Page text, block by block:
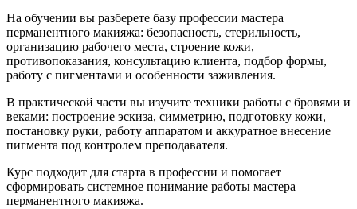
На обучении вы разберете базу профессии мастера
перманентного макияжа: безопасность, стерильность,
организацию рабочего места, строение кожи,
противопоказания, консультацию клиента, подбор формы,
работу с пигментами и особенности заживления.
В практической части вы изучите техники работы с бровями и
веками: построение эскиза, симметрию, подготовку кожи,
постановку руки, работу аппаратом и аккуратное внесение
пигмента под контролем преподавателя.
Курс подходит для старта в профессии и помогает
сформировать системное понимание работы мастера
перманентного макияжа.